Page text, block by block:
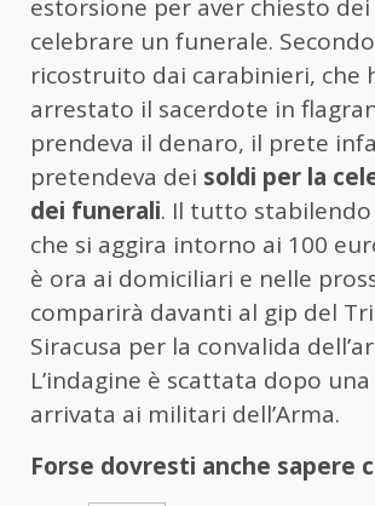
estorsione per aver chiesto
celebrare un funerale.
ricostruito dai carabinieri, che
arrestato il sacerdote in
prendeva il denaro, il prete
pretendeva dei soldi per la
dei funerali. Il tutto
che si aggira intorno ai 100
è ora ai domiciliari e nelle
comparirà davanti al gip del
Siracusa per la convalida
L’indagine è scattata dopo
arrivata ai militari dell’Arma.
Forse dovresti anche sapere